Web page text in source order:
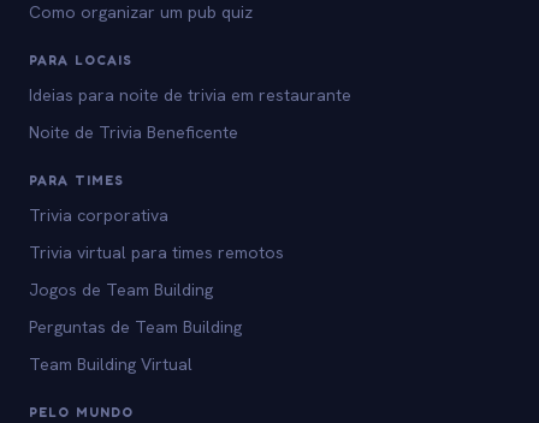
Como organizar um pub quiz
PARA LOCAIS
Ideias para noite de trivia em restaurante
Noite de Trivia Beneficente
PARA TIMES
Trivia corporativa
Trivia virtual para times remotos
Jogos de Team Building
Perguntas de Team Building
Team Building Virtual
PELO MUNDO